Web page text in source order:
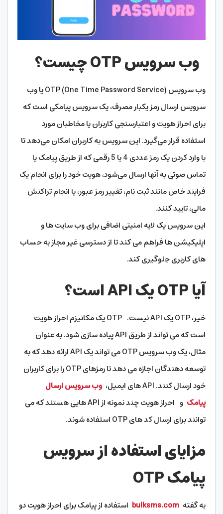
وب سرویس OTP چیست؟
وب سرویس (OTP (One Time Password Service یا وب
سرویس ارسال رمز یکبار مصرف، یک سرویس پیامکی است که
برای احراز هویت و اعتبارسنجی کاربران یا مخاطبان مورد
استفاده قرار می‌گیرد. این سرویس به کاربران امکان می‌دهد تا
با وارد کردن یک رمز عددی 4 یا 5 رقمی که از طریق پیامک یا
تماس صوتی به آنها ارسال می‌شود، هویت خود را برای انجام یک
فرایند خاص مانند ثبت نام، تغییر رمز عبور، یا انجام تراکنش
مالی، تایید کنند.
این سرویس یک لایه امنیتی اضافی برای وب سایت ها و
اپلیکیشن ها فراهم می کند تا از دسترسی غیر مجاز به حساب
های کاربری جلوگیری کند.
آیا OTP یک API است؟
خیر، OTP یک API نیست. OTP یک مکانیزم احراز هویت
است که می تواند از طریق API پیاده سازی شود. به عنوان
مثال، یک وب سرویس OTP می تواند یک API ارائه دهد که به
توسعه دهندگان اجازه می دهد تا رمزهای OTP را برای کاربران
خود ارسال کنند. API های ایمیل،
وب سرویس ارسال
پیامک
و احراز هویت چند نمونه از API هایی هستند که می
توانند برای ارسال کد های OTP استفاده شوند.
مزایای استفاده از سرویس
پیامک OTP
به گفته استفاده از پیامک برای احراز هویت دو